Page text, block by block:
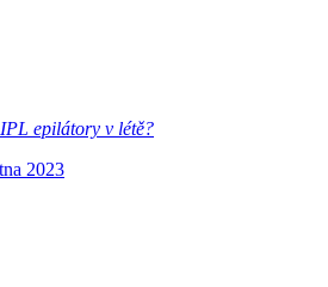
epilátory v létě?
2023